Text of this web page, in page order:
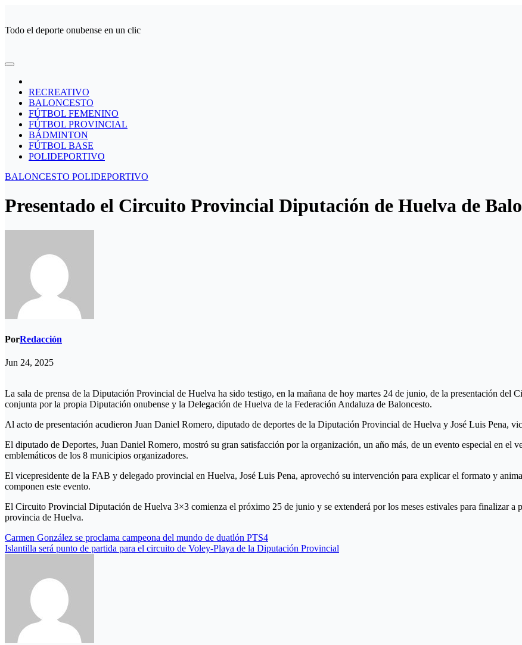
contenido
Todo el deporte onubense en un clic
RECREATIVO
BALONCESTO
FÚTBOL FEMENINO
FÚTBOL PROVINCIAL
BÁDMINTON
FÚTBOL BASE
POLIDEPORTIVO
BALONCESTO POLIDEPORTIVO
Presentado el Circuito Provincial Diputación de Huelva de
PorRedacción
Jun 24, 2025
La sala de prensa de la Diputación Provincial de Huelva ha sido testigo, en la mañana de hoy martes 24 de junio, de la presentación
conjunta por la propia Diputación onubense y la Delegación de Huelva de la Federación Andaluza de Baloncesto.
Al acto de presentación acudieron Juan Daniel Romero, diputado de deportes de la Diputación Provincial de Huelva y José Luis Pena,
El diputado de Deportes, Juan Daniel Romero, mostró su gran satisfacción por la organización, un año más, de un evento especial en el
emblemáticos de los 8 municipios organizadores.
El vicepresidente de la FAB y delegado provincial en Huelva, José Luis Pena, aprovechó su intervención para explicar el formato y
componen este evento.
El Circuito Provincial Diputación de Huelva 3×3 comienza el próximo 25 de junio y se extenderá por los meses estivales para finalizar a
provincia de Huelva.
Navegación
de
Carmen González se proclama campeona del mundo de duatlón PTS4
Islantilla será punto de partida para el circuito de Voley-Playa de la Diputación Provincial